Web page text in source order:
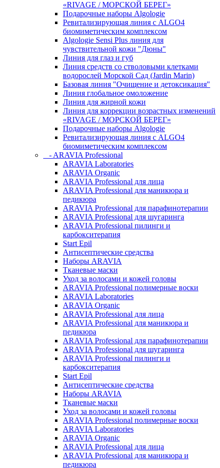
«RIVAGE / МОРСКОЙ БЕРЕГ»
Подарочные наборы Algologie
Ревитализирующая линия с ALGO4
биомиметическим комплексом
Algologie Sensi Plus линия для
чувcтвительной кожи "Дюны"
Линия для глаз и губ
Линия средств со стволовыми клетками
водорослей Морской Сад (Jardin Marin)
Базовая линия "Очищение и детоксикация"
Линия глобальное омоложение
Линия для жирной кожи
Линия для коррекции возрастных изменений
«RIVAGE / МОРСКОЙ БЕРЕГ»
Подарочные наборы Algologie
Ревитализирующая линия с ALGO4
биомиметическим комплексом
- ARAVIA Professional
ARAVIA Laboratories
ARAVIA Organic
ARAVIA Professional для лица
ARAVIA Professional для маникюра и
педикюра
ARAVIA Professional для парафинотерапии
ARAVIA Professional для шугаринга
ARAVIA Professional пилинги и
карбокситерапия
Start Epil
Антисептические средства
Наборы ARAVIA
Тканевые маски
Уход за волосами и кожей головы
ARAVIA Professional полимерные воски
ARAVIA Laboratories
ARAVIA Organic
ARAVIA Professional для лица
ARAVIA Professional для маникюра и
педикюра
ARAVIA Professional для парафинотерапии
ARAVIA Professional для шугаринга
ARAVIA Professional пилинги и
карбокситерапия
Start Epil
Антисептические средства
Наборы ARAVIA
Тканевые маски
Уход за волосами и кожей головы
ARAVIA Professional полимерные воски
ARAVIA Laboratories
ARAVIA Organic
ARAVIA Professional для лица
ARAVIA Professional для маникюра и
педикюра